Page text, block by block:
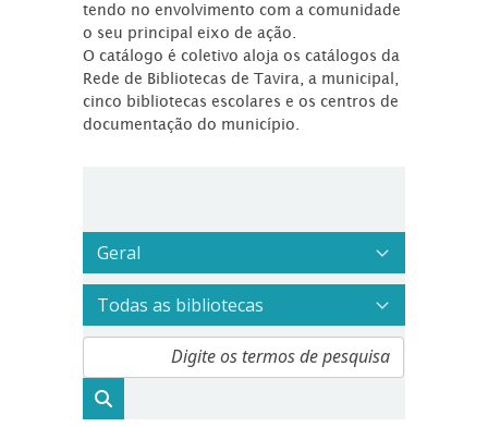
tendo no envolvimento com a comunidade
o seu principal eixo de ação.
O catálogo é coletivo aloja os catálogos da
Rede de Bibliotecas de Tavira, a municipal,
cinco bibliotecas escolares e os centros de
documentação do município.